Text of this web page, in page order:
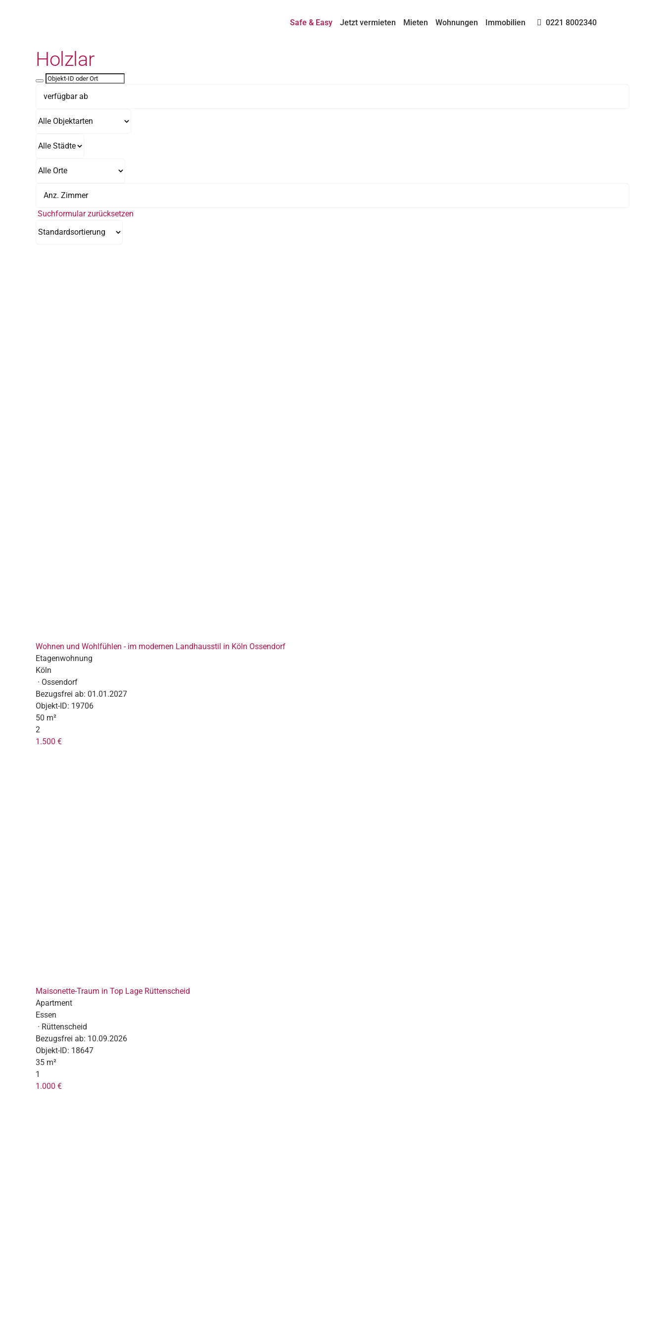
Safe & Easy Jetzt vermieten Mieten Wohnungen Immobilien 0221 8002340
Holzlar
Suchformular zurücksetzen
Wohnen und Wohlfühlen - im modernen Landhausstil in Köln Ossendorf
Etagenwohnung
Köln
· Ossendorf
Bezugsfrei ab: 01.01.2027
Objekt-ID: 19706
50 m²
2
1.500 €
Maisonette-Traum in Top Lage Rüttenscheid
Apartment
Essen
· Rüttenscheid
Bezugsfrei ab: 10.09.2026
Objekt-ID: 18647
35 m²
1
1.000 €